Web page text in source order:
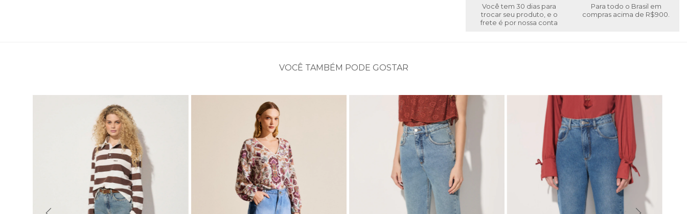
Você tem 30 dias para
trocar seu produto, e o
frete é por nossa conta
Para todo o Brasil em
compras acima de R$900.
VOCÊ TAMBÉM PODE GOSTAR